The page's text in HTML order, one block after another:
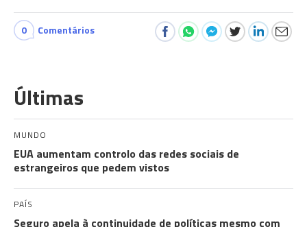
0 Comentários
Últimas
MUNDO
EUA aumentam controlo das redes sociais de
estrangeiros que pedem vistos
PAÍS
Seguro apela à continuidade de políticas mesmo com